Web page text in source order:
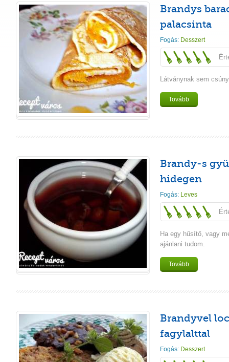
Brandys
palacsinta
Fogás: Desszert
Látványnak sem
Tovább
Brandy-s
hidegen
Fogás: Leves
Ha egy hűsítő, vagy
ajánlani tudom.
Tovább
Brandyvel
fagylalttal
Fogás: Desszert